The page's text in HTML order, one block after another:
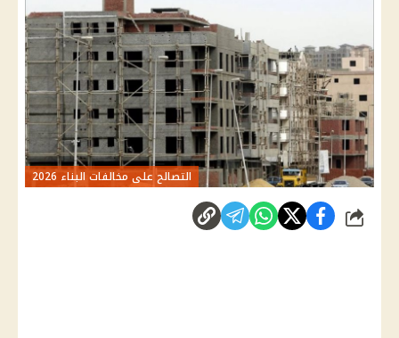
التصالح على مخالفات البناء 2026
شارك